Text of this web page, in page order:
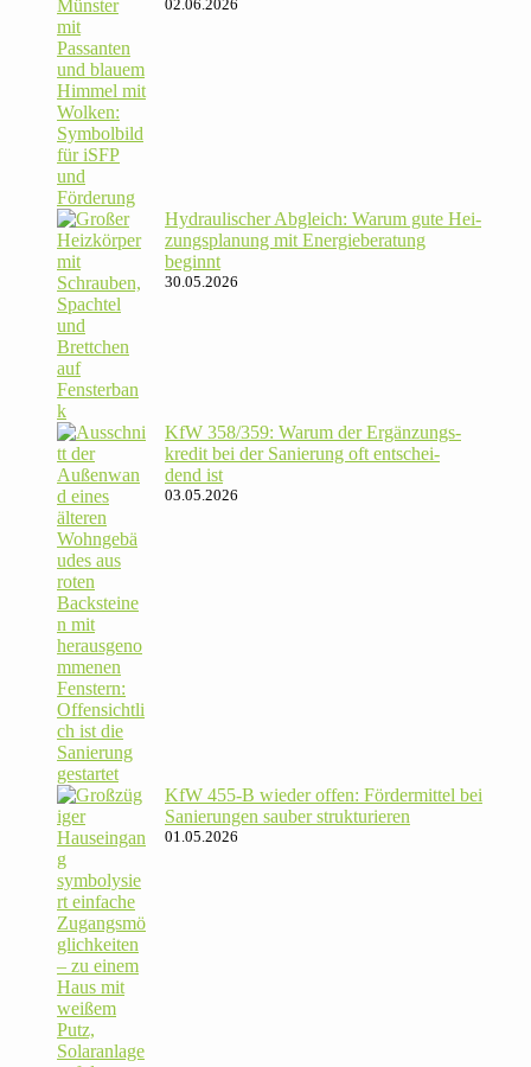
02.06.2026
Hydrau­li­scher Abgleich: Warum gute Hei­
zungs­pla­nung mit Energie­beratung
beginnt
30.05.2026
KfW 358/​359: Warum der Ergän­zungs­
kredit bei der Sanie­rung oft ent­schei­
dend ist
03.05.2026
KfW 455‑B wieder offen: För­der­mittel bei
Sanie­rungen sauber strukturieren
01.05.2026